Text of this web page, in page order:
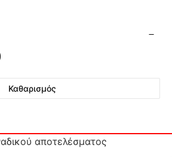
Καθαρισμός
αποτελέσματος